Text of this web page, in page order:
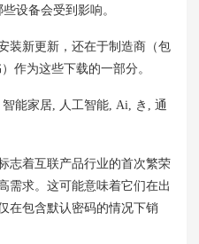
设备会受到影响。
装新更新，还在于制造商（包
作为这些下载的一部分。
志着互联产品行业的首次繁荣
需求。 这可能意味着它们在出
在包含默认密码的情况下销